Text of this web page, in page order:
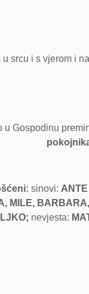
u srcu i s vjerom i
u Gospodinu
sinovi: ANTE
MILE,
nevjesta: